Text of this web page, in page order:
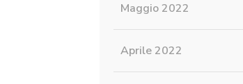
Maggio 2022
Aprile 2022